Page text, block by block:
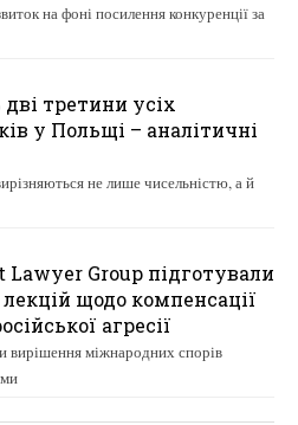
на фоні посилення конкуренції за
третини усіх
у Польщі – аналітичні
не лише чисельністю, а й
Group підготували
щодо компенсації
агресії
вирішення міжнародних спорів